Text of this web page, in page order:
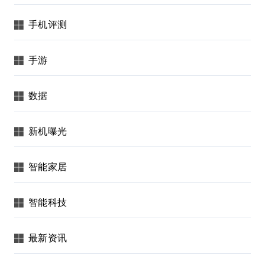
手机评测
手游
数据
新机曝光
智能家居
智能科技
最新资讯